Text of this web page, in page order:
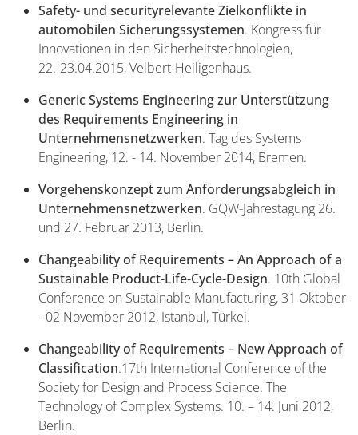
Safety- und securityrelevante Zielkonflikte in
automobilen Sicherungssystemen. Kongress für
Innovationen in den Sicherheitstechnologien,
22.-23.04.2015, Velbert-Heiligenhaus.
Generic Systems Engineering zur Unterstützung
des Requirements Engineering in
Unternehmensnetzwerken. Tag des Systems
Engineering, 12. - 14. November 2014, Bremen.
Vorgehenskonzept zum Anforderungsabgleich in
Unternehmensnetzwerken. GQW-Jahrestagung 26.
und 27. Februar 2013, Berlin.
Changeability of Requirements – An Approach of a
Sustainable Product-Life-Cycle-Design. 10th Global
Conference on Sustainable Manufacturing, 31 Oktober
- 02 November 2012, Istanbul, Türkei.
Changeability of Requirements – New Approach of
Classification.17th International Conference of the
Society for Design and Process Science. The
Technology of Complex Systems. 10. – 14. Juni 2012,
Berlin.